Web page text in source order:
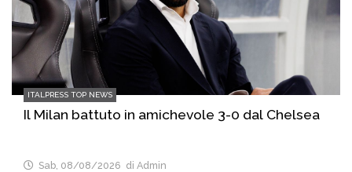
ITALPRESS TOP NEWS
Il Milan battuto in amichevole 3-0 dal Chelsea
Sab, 08/08/2026 di Admin